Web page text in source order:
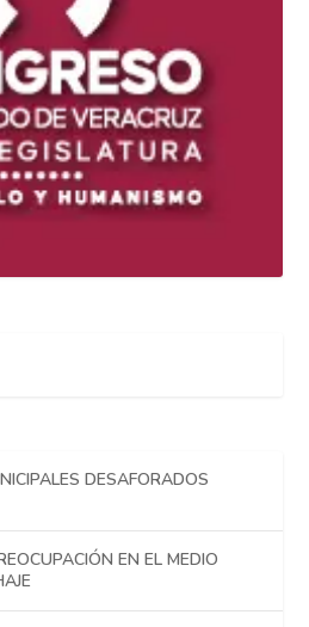
DESAFORADOS
EN EL MEDIO